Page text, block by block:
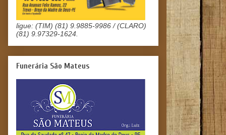
ligue: (TIM) (81) 9.9885-9986 / (CLARO)
(81) 9.97329-1624.
Funerária São Mateus